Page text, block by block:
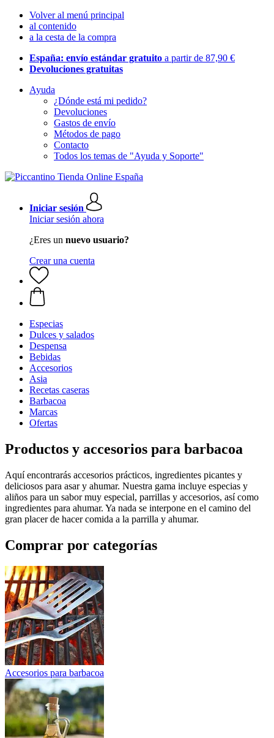
Volver al menú principal
al contenido
a la cesta de la compra
España: envío estándar gratuito a partir de 87,90 €
Devoluciones gratuitas
Ayuda
¿Dónde está mi pedido?
Devoluciones
Gastos de envío
Métodos de pago
Contacto
Todos los temas de "Ayuda y Soporte"
Iniciar sesión
Iniciar sesión ahora
¿Eres un nuevo usuario?
Crear una cuenta
Especias
Dulces y salados
Despensa
Bebidas
Accesorios
Asia
Recetas caseras
Barbacoa
Marcas
Ofertas
Productos y accesorios para barbacoa
Aquí encontrarás accesorios prácticos, ingredientes picantes y
deliciosos para asar y ahumar. Nuestra gama incluye especias y
aliños para un sabor muy especial, parrillas y accesorios, así como
ingredientes para ahumar. Ya nada se interpone en el camino del
gran placer de hacer comida a la parrilla y ahumar.
Comprar por categorías
Accesorios para barbacoa